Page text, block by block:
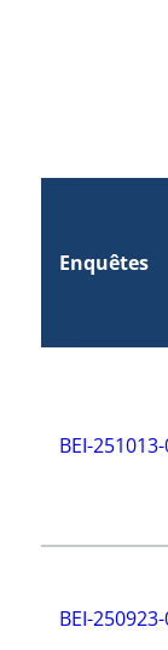
Enquêtes
BEI-251013-
BEI-250923-